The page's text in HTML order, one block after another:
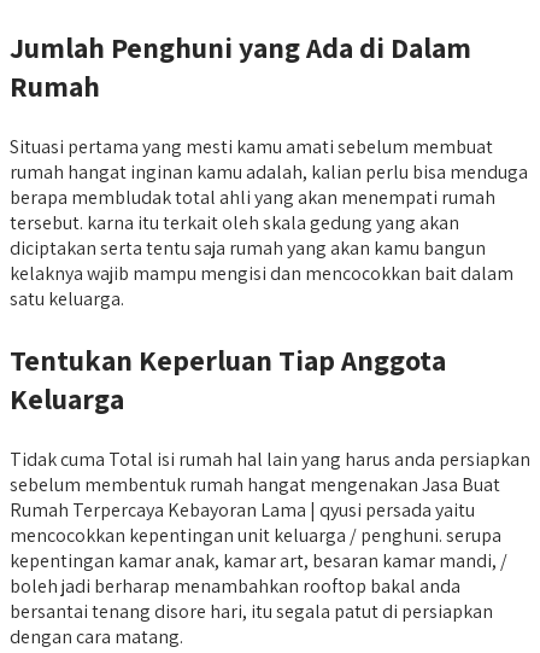
Jumlah Penghuni yang Ada di Dalam
Rumah
Situasi pertama yang mesti kamu amati sebelum membuat
rumah hangat inginan kamu adalah, kalian perlu bisa menduga
berapa membludak total ahli yang akan menempati rumah
tersebut. karna itu terkait oleh skala gedung yang akan
diciptakan serta tentu saja rumah yang akan kamu bangun
kelaknya wajib mampu mengisi dan mencocokkan bait dalam
satu keluarga.
Tentukan Keperluan Tiap Anggota
Keluarga
Tidak cuma Total isi rumah hal lain yang harus anda persiapkan
sebelum membentuk rumah hangat mengenakan Jasa Buat
Rumah Terpercaya Kebayoran Lama | qyusi persada yaitu
mencocokkan kepentingan unit keluarga / penghuni. serupa
kepentingan kamar anak, kamar art, besaran kamar mandi, /
boleh jadi berharap menambahkan rooftop bakal anda
bersantai tenang disore hari, itu segala patut di persiapkan
dengan cara matang.